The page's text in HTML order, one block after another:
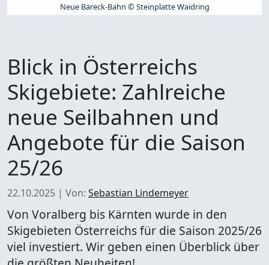
Neue Bäreck-Bahn © Steinplatte Waidring
Blick in Österreichs
Skigebiete: Zahlreiche
neue Seilbahnen und
Angebote für die Saison
25/26
22.10.2025 | Von: Sebastian Lindemeyer
Von Voralberg bis Kärnten wurde in den
Skigebieten Österreichs für die Saison 2025/26
viel investiert. Wir geben einen Überblick über